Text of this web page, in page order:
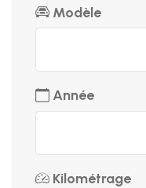
Modèle
Année
Kilométrage